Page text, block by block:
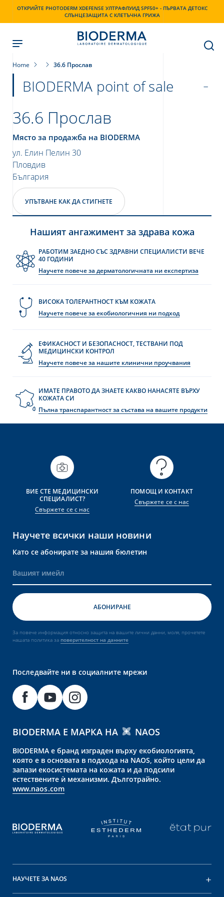
ОТКРИЙТЕ PHOTODERM XDEFENSE УЛТРАФЛУИД SPF50+ - ПЪРВАТА ДЕТОКС
СЛЪНЦЕЗАЩИТА С КЛЕТЪЧНА ГРИЖА
защита на вашите лични данни,
Home 36.6 Прослав
BIODERMA point of sale
36.6 Прослав
Място за продажба на BIODERMA
ул. Елин Пелин 30
Пловдив
България
УПЪТВАНЕ КАК ДА СТИГНЕТЕ
Нашият ангажимент за здрава кожа
РАБОТИМ ЗАЕДНО СЪС ЗДРАВНИ СПЕЦИАЛИСТИ ВЕЧЕ
40 ГОДИНИ
Научете повече за дерматологичната ни експертиза
ВИСОКА ТОЛЕРАНТНОСТ КЪМ КОЖАТА
Научете повече за екобиологичния ни подход
ЕФИКАСНОСТ И БЕЗОПАСНОСТ, ТЕСТВАНИ ПОД
МЕДИЦИНСКИ КОНТРОЛ
Научете повече за нашите клинични проучвания
ИМАТЕ ПРАВОТО ДА ЗНАЕТЕ КАКВО НАНАСЯТЕ ВЪРХУ
КОЖАТА СИ
Пълна транспарантност за състава на вашите продукти
ВИЕ СТЕ МЕДИЦИНСКИ
СПЕЦИАЛИСТ?
Свържете се с нас
ПОМОЩ И КОНТАКТ
Свържете се с нас
Научете всички наши новини
Като се абонирате за нашия бюлетин
За повече информация относно защита на вашите лични данни, моля, прочетете
нашата политика за поверителност на данните
Последвайте ни в социалните мрежи
BIODERMA Е МАРКА НА NAOS
BIODERMA е бранд изграден върху екобиологията,
която е в основата в подхода на NAOS, който цели да
запази екосистемата на кожата и да подсили
естествените ѝ механизми. Дълготрайно.
www.naos.com
НАУЧЕТЕ ЗА NAOS